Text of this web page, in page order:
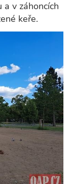
v záhoncích
keře.